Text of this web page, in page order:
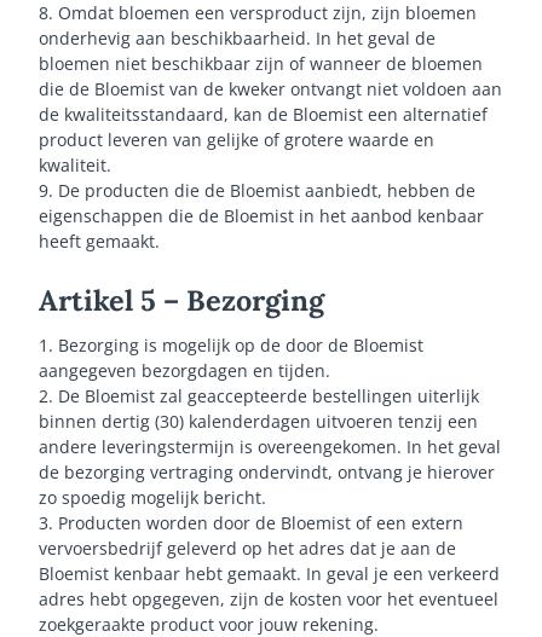
8. Omdat bloemen een versproduct zijn, zijn bloemen
onderhevig aan beschikbaarheid. In het geval de
bloemen niet beschikbaar zijn of wanneer de bloemen
die de Bloemist van de kweker ontvangt niet voldoen aan
de kwaliteitsstandaard, kan de Bloemist een alternatief
product leveren van gelijke of grotere waarde en
kwaliteit.
9. De producten die de Bloemist aanbiedt, hebben de
eigenschappen die de Bloemist in het aanbod kenbaar
heeft gemaakt.
Artikel 5 – Bezorging
1. Bezorging is mogelijk op de door de Bloemist
aangegeven bezorgdagen en tijden.
2. De Bloemist zal geaccepteerde bestellingen uiterlijk
binnen dertig (30) kalenderdagen uitvoeren tenzij een
andere leveringstermijn is overeengekomen. In het geval
de bezorging vertraging ondervindt, ontvang je hierover
zo spoedig mogelijk bericht.
3. Producten worden door de Bloemist of een extern
vervoersbedrijf geleverd op het adres dat je aan de
Bloemist kenbaar hebt gemaakt. In geval je een verkeerd
adres hebt opgegeven, zijn de kosten voor het eventueel
zoekgeraakte product voor jouw rekening.